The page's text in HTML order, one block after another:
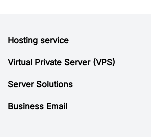
Hosting service
Virtual Private Server (VPS)
Server Solutions
Business Email